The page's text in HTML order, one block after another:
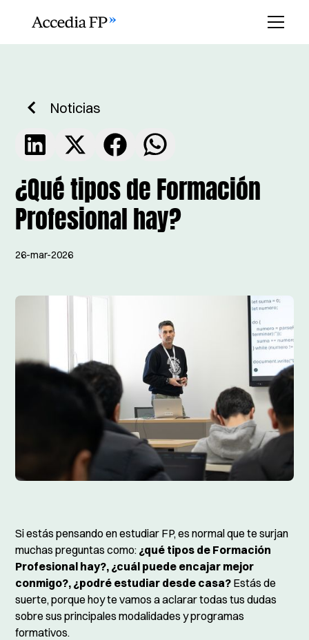
Noticias
¿Qué tipos de Formación
Profesional hay?
26-mar-2026
Si estás pensando en estudiar FP, es normal que te surjan
muchas preguntas como: ¿qué tipos de Formación
Profesional hay?, ¿cuál puede encajar mejor
conmigo?, ¿podré estudiar desde casa? Estás de
suerte, porque hoy te vamos a aclarar todas tus dudas
sobre sus principales modalidades y programas
formativos.